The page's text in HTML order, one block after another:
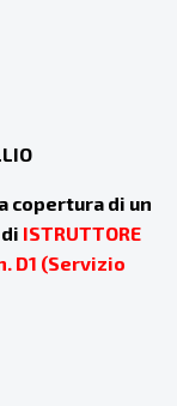
copertura di un
ISTRUTTORE
D1 (Servizio